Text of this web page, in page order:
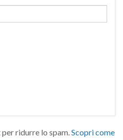
ridurre lo spam.Scopri come